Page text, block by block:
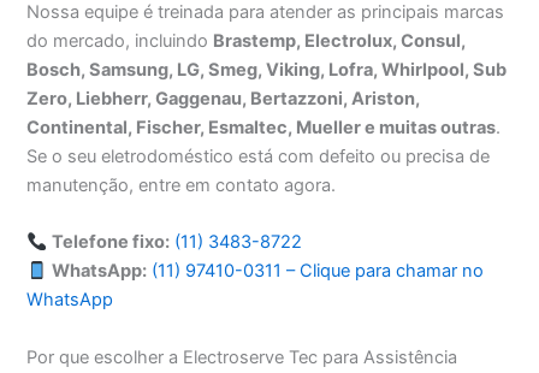
Nossa equipe é treinada para atender as principais marcas
do mercado, incluindo Brastemp, Electrolux, Consul,
Bosch, Samsung, LG, Smeg, Viking, Lofra, Whirlpool, Sub
Zero, Liebherr, Gaggenau, Bertazzoni, Ariston,
Continental, Fischer, Esmaltec, Mueller e muitas outras.
Se o seu eletrodoméstico está com defeito ou precisa de
manutenção, entre em contato agora.
Telefone fixo: (11) 3483-8722
WhatsApp: (11) 97410-0311 – Clique para chamar no
WhatsApp
Por que escolher a Electroserve Tec para Assistência